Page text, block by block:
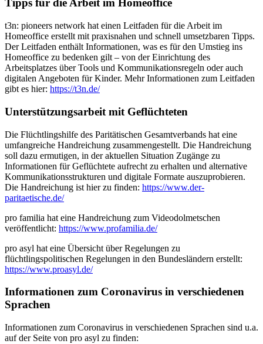
Tipps für die Arbeit im Homeoffice
t3n: pioneers network hat einen Leitfaden für die Arbeit im
Homeoffice erstellt mit praxisnahen und schnell umsetzbaren Tipps.
Der Leitfaden enthält Informationen, was es für den Umstieg ins
Homeoffice zu bedenken gilt – von der Einrichtung des
Arbeitsplatzes über Tools und Kommunikationsregeln oder auch
digitalen Angeboten für Kinder. Mehr Informationen zum Leitfaden
gibt es hier: https://t3n.de/
Unterstützungsarbeit mit Geflüchteten
Die Flüchtlingshilfe des Paritätischen Gesamtverbands hat eine
umfangreiche Handreichung zusammengestellt. Die Handreichung
soll dazu ermutigen, in der aktuellen Situation Zugänge zu
Informationen für Geflüchtete aufrecht zu erhalten und alternative
Kommunikationsstrukturen und digitale Formate auszuprobieren.
Die Handreichung ist hier zu finden: https://www.der-
paritaetische.de/
pro familia hat eine Handreichung zum Videodolmetschen
veröffentlicht: https://www.profamilia.de/
pro asyl hat eine Übersicht über Regelungen zu
flüchtlingspolitischen Regelungen in den Bundesländern erstellt:
https://www.proasyl.de/
Informationen zum Coronavirus in verschiedenen
Sprachen
Informationen zum Coronavirus in verschiedenen Sprachen sind u.a.
auf der Seite von pro asyl zu finden: